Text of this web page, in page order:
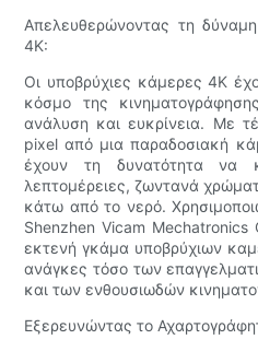
Απελευθερώνοντας τη
4K:
Οι υποβρύχιες κάμερες 4K
κόσμο της
ανάλυση και ευκρίνεια. Με
pixel από μια παραδοσιακή
έχουν τη δυνατότητα να
λεπτομέρειες, ζωντανά
κάτω από το νερό.
Shenzhen Vicam Mechatronics
εκτενή γκάμα υποβρύχιων
ανάγκες τόσο των
και των ενθουσιωδών
Εξερευνώντας το